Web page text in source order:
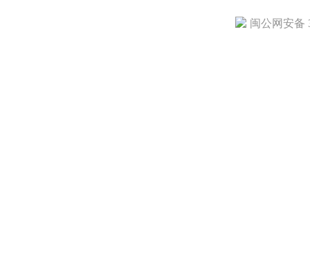
闽公网安备